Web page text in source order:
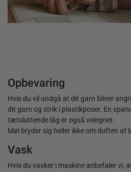
Opbevaring
Hvis du vil undgå at dit garn bliver
dit garn og strik i plastikposer. En
tætsluttende låg er også velegnet.
Møl bryder sig heller ikke om duften af
Vask
Hvis du vasker i maskine anbefaler vi,